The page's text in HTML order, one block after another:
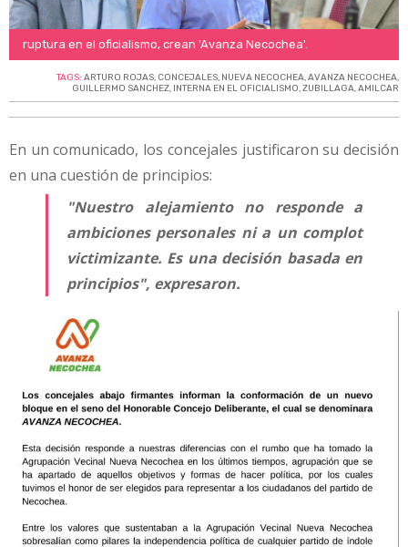
ruptura en el oficialismo, crean 'Avanza Necochea'.
TAGS: ARTURO ROJAS, CONCEJALES, NUEVA NECOCHEA,AVANZA NECOCHEA,
GUILLERMO SANCHEZ, INTERNA EN EL OFICIALISMO,ZUBILLAGA,AMILCAR
En un comunicado, los concejales justificaron su decisión
en una cuestión de principios:
"Nuestro alejamiento no responde a
ambiciones personales ni a un complot
victimizante. Es una decisión basada en
principios", expresaron.